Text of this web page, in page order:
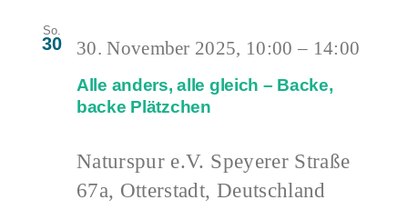
So.
30
Alle anders, alle gleich – Backe,
backe Plätzchen
30. November 2025, 10:00 – 14:00
Naturspur e.V. Speyerer Straße
67a, Otterstadt, Deutschland